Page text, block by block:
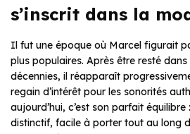
s’inscrit dans la
Il fut une époque où Marcel figurait
plus populaires. Après être resté
décennies, il réapparaît
regain d’intérêt pour les sonorités
aujourd’hui, c’est son parfait
distinctif, facile à porter tout au long